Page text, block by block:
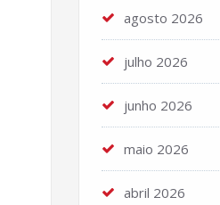
agosto 2026
julho 2026
junho 2026
maio 2026
abril 2026